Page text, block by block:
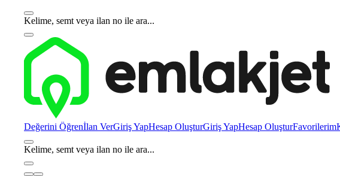
Kelime, semt veya ilan no ile ara...
Değerini Öğrenİlan VerGiriş YapHesap OluşturGiriş YapHesap OluşturFavorilerim
Kelime, semt veya ilan no ile ara...